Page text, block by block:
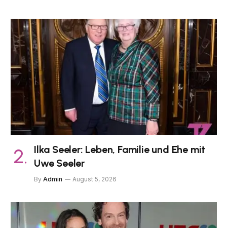
Ilka Seeler: Leben, Familie und Ehe mit
Uwe Seeler
By Admin August 5, 2026